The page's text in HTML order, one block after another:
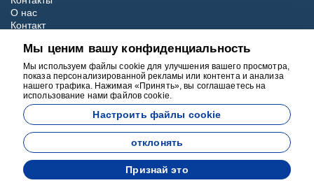
О нас
Контакт
Политика отмены и возврата
Договор о дистанционных продажах
Контакты
Bakırköy Office:Elfe Tour Best Leisure Happy Holiday Travel
Agency Sakızağacı Mah İstanbul Cad No:52 3.Kat (3rd floor) İç
kapı No:304 Bakırköy İstanbul Türsab: 17582
Телефон: +90 533 7328871
Электронная почта:
info@travelturkeyistanbultour.com
Мы ценим вашу конфиденциальность
Мы используем файлы cookie для улучшения вашего просмотра,
показа персонализированной рекламы или контента и анализа
нашего трафика. Нажимая «Принять», вы соглашаетесь на
использование нами файлов cookie.
Настроить файлы cookie
отклонять
Признай это